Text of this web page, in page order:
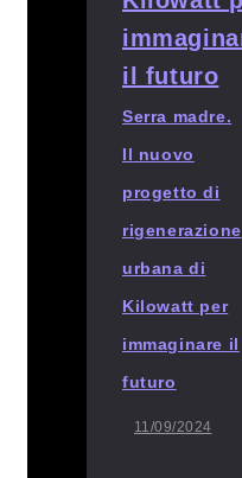
Serra madre.
Il nuovo
progetto di
rigenerazione
urbana di
Kilowatt per
immaginare il
futuro
11/09/2024